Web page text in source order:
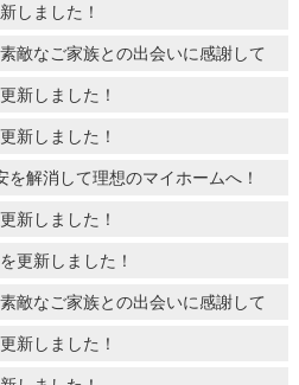
しました！
敵なご家族との出会いに感謝して
新しました！
新しました！
解消して理想のマイホームへ！
新しました！
更新しました！
敵なご家族との出会いに感謝して
新しました！